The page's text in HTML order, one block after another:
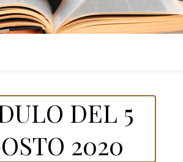
DEL 5
2020